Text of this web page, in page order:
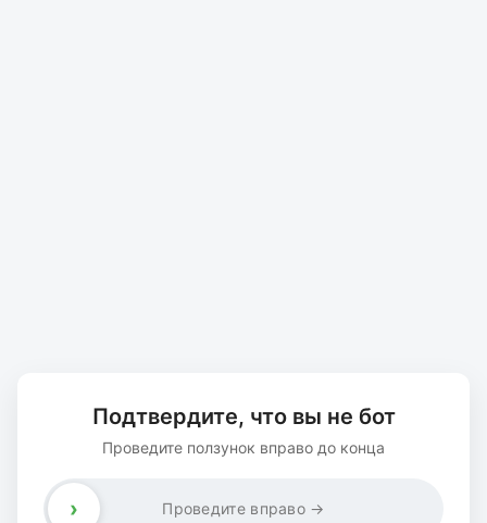
Подтвердите, что вы не бот
Проведите ползунок вправо до конца
Проведите вправо →
›